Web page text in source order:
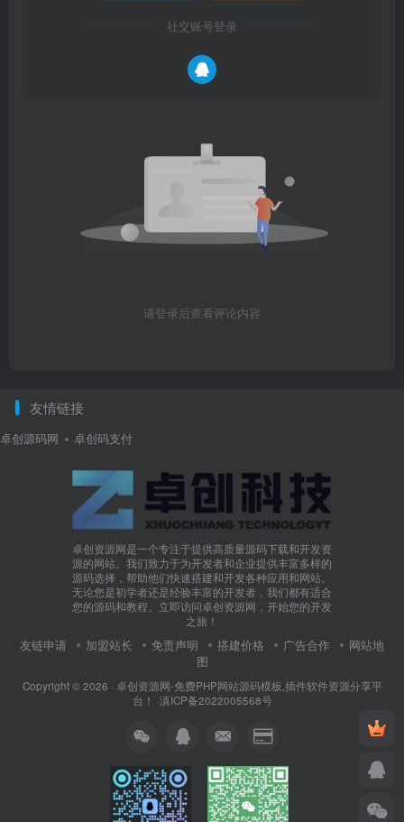
社交账号登录
请登录后查看评论内容
友情链接
卓创源码网 卓创码支付
卓创资源网是一个专注于提供高质量源码下载和开发资
源的网站。我们致力于为开发者和企业提供丰富多样的
源码选择，帮助他们快速搭建和开发各种应用和网站。
无论您是初学者还是经验丰富的开发者，我们都有适合
您的源码和教程。立即访问卓创资源网，开始您的开发
之旅！
友链申请 加盟站长 免责声明 搭建价格 广告合作
网站地
图
Copyright © 2026 · 卓创资源网-免费PHP网站源码模板,插件软件资源分享平
台！ ·滇ICP备2022005568号